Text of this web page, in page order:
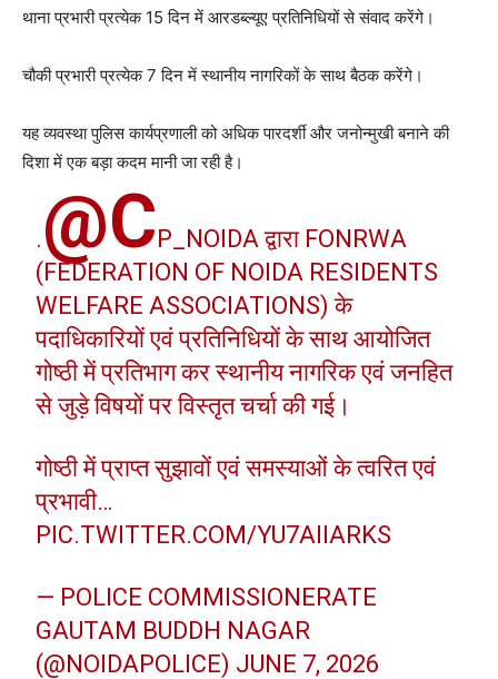
थाना प्रभारी प्रत्येक 15 दिन में आरडब्ल्यूए प्रतिनिधियों से संवाद करेंगे।
चौकी प्रभारी प्रत्येक 7 दिन में स्थानीय नागरिकों के साथ बैठक करेंगे।
यह व्यवस्था पुलिस कार्यप्रणाली को अधिक पारदर्शी और जनोन्मुखी बनाने की
दिशा में एक बड़ा कदम मानी जा रही है।
. @CP_NOIDA द्वारा FONRWA
(FEDERATION OF NOIDA RESIDENTS
WELFARE ASSOCIATIONS) के
पदाधिकारियों एवं प्रतिनिधियों के साथ आयोजित
गोष्ठी में प्रतिभाग कर स्थानीय नागरिक एवं जनहित
से जुड़े विषयों पर विस्तृत चर्चा की गई।
गोष्ठी में प्राप्त सुझावों एवं समस्याओं के त्वरित एवं
प्रभावी…
PIC.TWITTER.COM/YU7AIIARKS
— POLICE COMMISSIONERATE
GAUTAM BUDDH NAGAR
(@NOIDAPOLICE) JUNE 7, 2026